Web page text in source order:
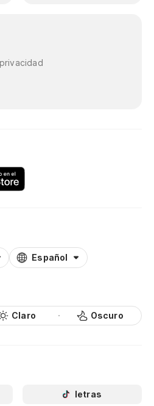
Español
Claro Oscuro
letras